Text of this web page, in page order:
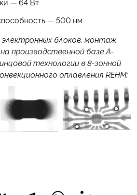
— 64 Вт
— 500 нм
блоков, монтаж
производственной базе А-
технологии в 8-зонной
оплавления REHM: